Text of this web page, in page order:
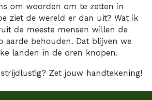
om woorden om te zetten in
ziet de wereld er dan uit? Wat ik
de meeste mensen willen de
aarde behouden. Dat blijven we
landen in de oren knopen.
Zet jouw handtekening!